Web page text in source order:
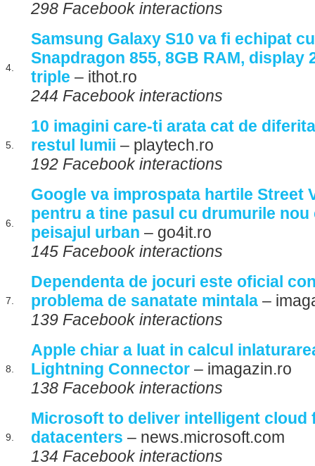
298 Facebook interactions
4.
Samsung Galaxy S10 va fi echipat
Snapdragon 855, 8GB RAM, display
triple – ithot.ro
244 Facebook interactions
5.
10 imagini care-ti arata cat de
restul lumii – playtech.ro
192 Facebook interactions
6.
Google va improspata hartile Street
pentru a tine pasul cu drumurile
peisajul urban – go4it.ro
145 Facebook interactions
7.
Dependenta de jocuri este oficial
problema de sanatate mintala –
139 Facebook interactions
8.
Apple chiar a luat in calcul
Lightning Connector – imagazin.ro
138 Facebook interactions
9.
Microsoft to deliver intelligent cloud
datacenters – news.microsoft.com
134 Facebook interactions